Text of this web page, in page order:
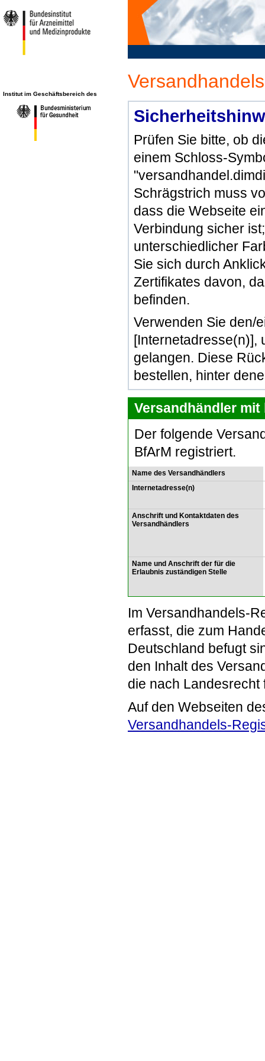
Institut im Geschäftsbereich des
Prüfen Sie bitte, ob
einem Schloss-
Schrägstrich muss
dass die Webseite
Verbindung sicher
unterschiedlicher
Sie sich durch
Zertifikates davon,
befinden.
Verwenden Sie den/
[Internetadresse(n)],
gelangen. Diese
bestellen, hinter
Versandhändler
Der folgende
BfArM registriert.
Name des Versandhändlers
Internetadresse(n)
Anschrift und Kontaktdaten des
Versandhändlers
Name und Anschrift der für die
Erlaubnis zuständigen Stelle
Im Versandhandels-
erfasst, die zum
Deutschland befugt
den Inhalt des
die nach Landesrecht
Auf den Webseiten
Versandhandels-